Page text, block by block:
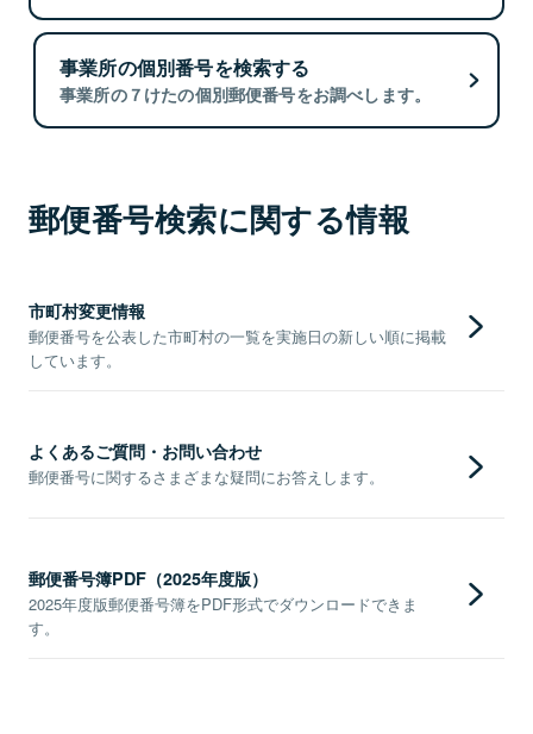
事業所の個別番号を検索する
事業所の７けたの個別郵便番号をお調べします。
郵便番号検索に関する情報
市町村変更情報
郵便番号を公表した市町村の一覧を実施日の新しい順に掲載
しています。
よくあるご質問・お問い合わせ
郵便番号に関するさまざまな疑問にお答えします。
郵便番号簿PDF（2025年度版）
2025年度版郵便番号簿をPDF形式でダウンロードできま
す。